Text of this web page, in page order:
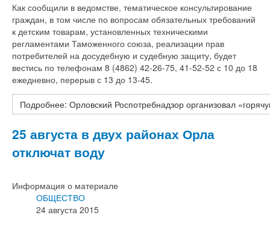
Как сообщили в ведомстве, тематическое консультирование
граждан, в том числе по вопросам обязательных требований
к детским товарам, установленных техническими
регламентами Таможенного союза, реализации прав
потребителей на досудебную и судебную защиту, будет
вестись по телефонам 8 (4862) 42-26-75, 41-52-52 с 10 до 18
ежедневно, перерыв с 13 до 13-45.
Подробнее: Орловский Роспотребнадзор организовал
25 августа в двух районах Орла
отключат воду
Информация о материале
ОБЩЕСТВО
24 августа 2015